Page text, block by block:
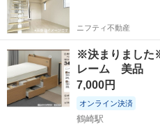
ニフティ不動産
※決まりました
レーム 美品
7,000円
オンライン決済
鶴崎駅